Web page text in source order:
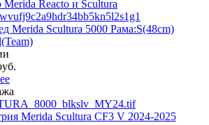
Merida Scultura 5000 Рама:S(48cm)